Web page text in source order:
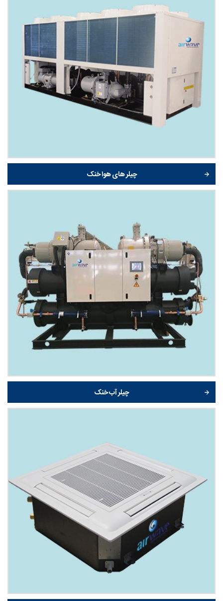
چیلر های هوا خنک
چیلر آب خنک